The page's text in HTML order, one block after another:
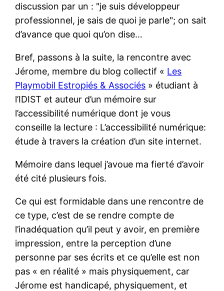
discussion par un :
je suis développeur
professionnel, je sais de quoi je parle ; on sait
d’avance que quoi qu’on dise…
Bref, passons à la suite, la rencontre avec
Jérome, membre du blog collectif « Les
Playmobil Estropiés & Associés » étudiant à
l’IDIST et auteur d’un mémoire sur
l’accessibilité numérique dont je vous
conseille la lecture : L’accessibilité numérique:
étude à travers la création d’un site internet.
Mémoire dans lequel j’avoue ma fierté d’avoir
été cité plusieurs fois.
Ce qui est formidable dans une rencontre de
ce type, c’est de se rendre compte de
l’inadéquation qu’il peut y avoir, en première
impression, entre la perception d’une
personne par ses écrits et ce qu’elle est non
pas « en réalité » mais physiquement, car
Jérome est handicapé, physiquement, et